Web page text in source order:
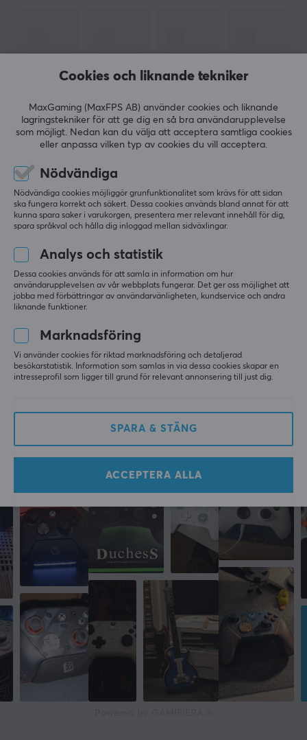
kombinationen mellan nostalgisk retrokänsla med ny
pålitlig teknik. En del 8Bitdo produkter har är
kompatibla med PC, Mac ochNintendo Switch.
SPECIFIKATIONER
ANSLUTNING
2.4GHz, Bluetooth, USB
Trådlös
Ja
Android, iOS, PC, Xbox Series
EGENSKAPER
Blå
GARANTI
Producentens garanti
1 års garanti
RECENSIONER (0) FRÅGOR OCH SVAR (0)
0.0
5
4
0%
3
0%
LÄMNA RECENSION
Mer från vårt Community
Cookies och liknande tekniker
MaxGaming (MaxFPS AB) använder cookies och liknande
lagringstekniker för att ge dig en så bra användarupplevelse
som möjligt. Nedan kan du välja att acceptera samtliga cookies
eller anpassa vilken typ av cookies du vill acceptera.
Nödvändiga
Nödvändiga cookies möjliggör grunfunktionalitet som krävs för att sidan
ska fungera korrekt och säkert. Dessa cookies används bland annat för att
kunna spara saker i varukorgen, presentera mer relevant innehåll för dig,
spara språkval och hålla dig inloggad mellan sidväxlingar.
Analys och statistik
Dessa cookies används för att samla in information om hur
användarupplevelsen av vår webbplats fungerar. Det ger oss möjlighet att
jobba med förbättringar av användarvänligheten, kundservice och andra
liknande funktioner.
Marknadsföring
Vi använder cookies för riktad marknadsföring och detaljerad
besökarstatistik. Information som samlas in via dessa cookies skapar en
intresseprofil som ligger till grund för relevant annonsering till just dig.
SPARA & STÄNG
ACCEPTERA ALLA